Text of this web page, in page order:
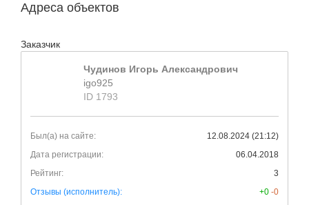
Адреса объектов
Заказчик
Чудинов Игорь Александрович
igo925
ID 1793
Был(а) на сайте:
12.08.2024 (21:12)
Дата регистрации:
06.04.2018
Рейтинг:
3
Отзывы (исполнитель):
+0 -0